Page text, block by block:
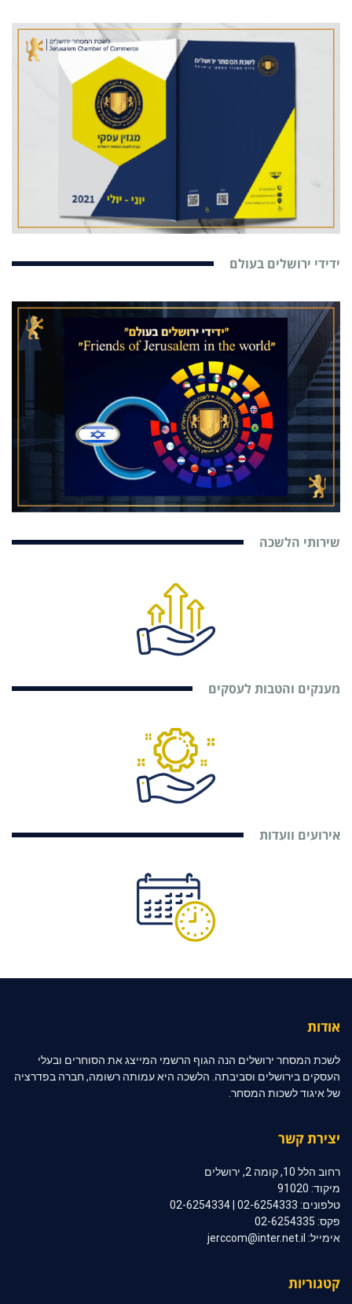
ידידי ירושלים בעולם
שירותי הלשכה
מענקים והטבות לעסקים
אירועים וועדות
אודות
לשכת המסחר ירושלים הנה הגוף הרשמי המייצג את הסוחרים ובעלי
העסקים בירושלים וסביבתה. הלשכה היא עמותה רשומה, חברה בפדרציה
של איגוד לשכות המסחר.
יצירת קשר
רחוב הלל 10, קומה 2, ירושלים
מיקוד: 91020
טלפונים: 02-6254333 | 02-6254334
פקס: 02-6254335
אימייל: jerccom@inter.net.il
קטגוריות